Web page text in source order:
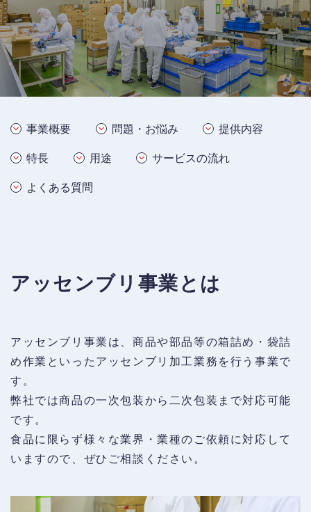
事業概要 問題・お悩み
提供内容
特長
用途
サービスの流れ
よくある質問
アッセンブリ事業とは
アッセンブリ事業は、商品や部品等の箱詰め・袋詰
め作業といったアッセンブリ加工業務を行う事業で
す。
弊社では商品の一次包装から二次包装まで対応可能
です。
食品に限らず様々な業界・業種のご依頼に対応して
いますので、ぜひご相談ください。